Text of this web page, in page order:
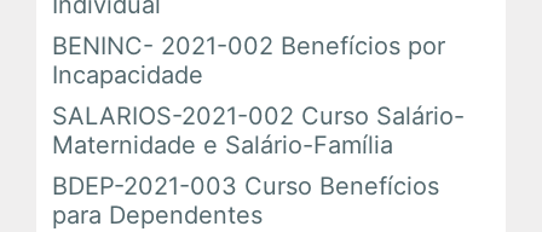
BENINC- 2021-002 Benefícios por
Incapacidade
SALARIOS-2021-002 Curso Salário-
Maternidade e Salário-Família
BDEP-2021-003 Curso Benefícios
para Dependentes